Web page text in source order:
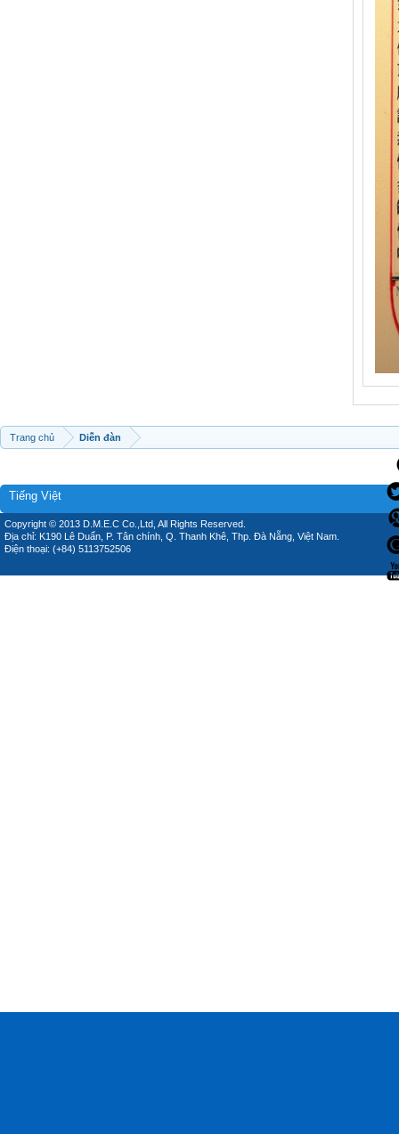
Trang chủ Diễn đàn
Tiếng Việt
Copyright © 2013 D.M.E.C Co.,Ltd, All Rights Reserved.
Địa chỉ: K190 Lê Duẩn, P. Tân chính, Q. Thanh Khê, Thp. Đà Nẵng, Việt Nam.
Điện thoại: (+84) 5113752506